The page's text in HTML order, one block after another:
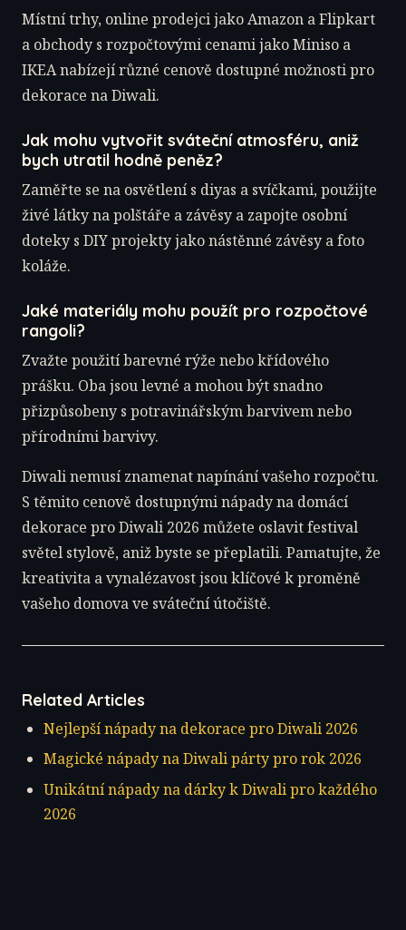
Místní trhy, online prodejci jako Amazon a Flipkart
a obchody s rozpočtovými cenami jako Miniso a
IKEA nabízejí různé cenově dostupné možnosti pro
dekorace na Diwali.
Jak mohu vytvořit sváteční atmosféru, aniž
bych utratil hodně peněz?
Zaměřte se na osvětlení s diyas a svíčkami, použijte
živé látky na polštáře a závěsy a zapojte osobní
doteky s DIY projekty jako nástěnné závěsy a foto
koláže.
Jaké materiály mohu použít pro rozpočtové
rangoli?
Zvažte použití barevné rýže nebo křídového
prášku. Oba jsou levné a mohou být snadno
přizpůsobeny s potravinářským barvivem nebo
přírodními barvivy.
Diwali nemusí znamenat napínání vašeho rozpočtu.
S těmito cenově dostupnými nápady na domácí
dekorace pro Diwali 2026 můžete oslavit festival
světel stylově, aniž byste se přeplatili. Pamatujte, že
kreativita a vynalézavost jsou klíčové k proměně
vašeho domova ve sváteční útočiště.
Related Articles
Nejlepší nápady na dekorace pro Diwali 2026
Magické nápady na Diwali párty pro rok 2026
Unikátní nápady na dárky k Diwali pro každého
2026